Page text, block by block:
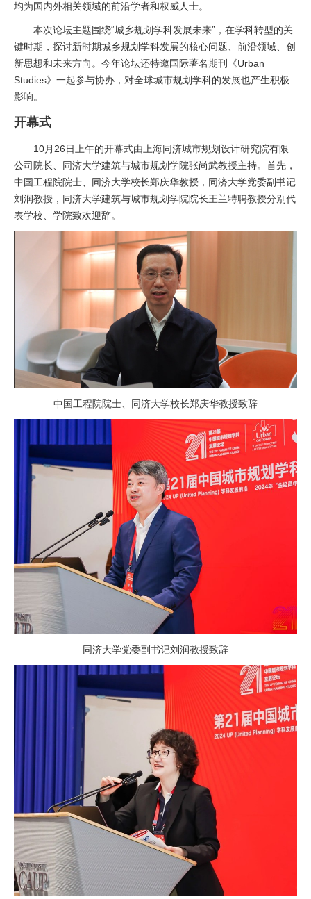
均为国内外相关领域的前沿学者和权威人士。
本次论坛主题围绕“城乡规划学科发展未来”，在学科转型的关
键时期，探讨新时期城乡规划学科发展的核心问题、前沿领域、创
新思想和未来方向。今年论坛还特邀国际著名期刊《Urban
Studies》一起参与协办，对全球城市规划学科的发展也产生积极
影响。
开幕式
10月26日上午的开幕式由上海同济城市规划设计研究院有限
公司院长、同济大学建筑与城市规划学院张尚武教授主持。首先，
中国工程院院士、同济大学校长郑庆华教授，同济大学党委副书记
刘润教授，同济大学建筑与城市规划学院院长王兰特聘教授分别代
表学校、学院致欢迎辞。
中国工程院院士、同济大学校长郑庆华教授致辞
同济大学党委副书记刘润教授致辞